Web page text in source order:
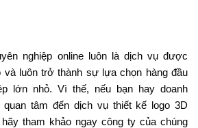
nghiệp online luôn là dịch vụ được
và luôn trở thành sự lựa chọn hàng đầu
lớn nhỏ. Vì thế, nếu bạn hay doanh
quan tâm đến dịch vụ thiết kế logo 3D
tham khảo ngay công ty của chúng